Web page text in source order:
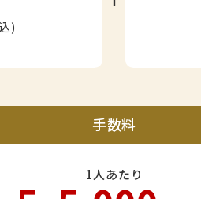
)
手数料
1人あたり